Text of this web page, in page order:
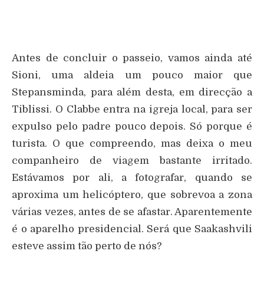
Antes de concluir o passeio, vamos ainda até
Sioni, uma aldeia um pouco maior que
Stepansminda, para além desta, em direcção a
Tiblissi. O Clabbe entra na igreja local, para ser
expulso pelo padre pouco depois. Só porque é
turista. O que compreendo, mas deixa o meu
companheiro de viagem bastante irritado.
Estávamos por ali, a fotografar, quando se
aproxima um helicóptero, que sobrevoa a zona
várias vezes, antes de se afastar. Aparentemente
é o aparelho presidencial. Será que Saakashvili
esteve assim tão perto de nós?